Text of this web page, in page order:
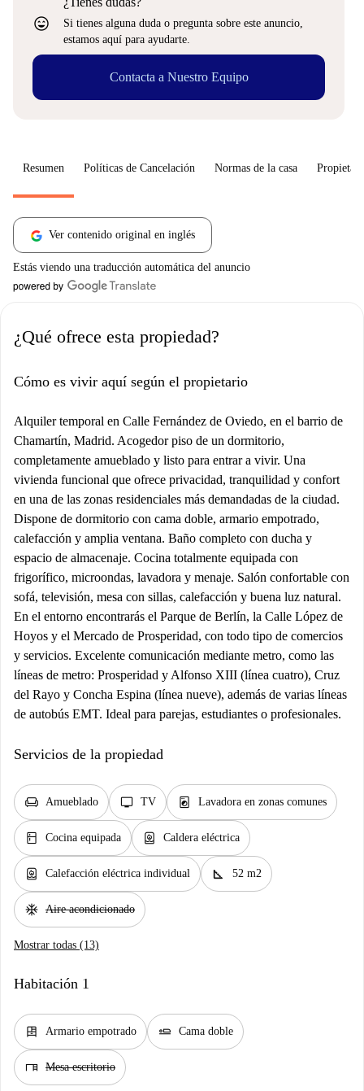
sentiment_very_satisfied
Si tienes alguna duda o pregunta sobre este anuncio,
estamos aquí para ayudarte.
Contacta a Nuestro Equipo
Resumen Políticas de Cancelación Normas de la casa
Ver contenido original en inglés
Estás viendo una traducción automática del anuncio
¿Qué ofrece esta propiedad?
Cómo es vivir aquí según el propietario
Alquiler temporal en Calle Fernández de Oviedo, en el barrio de
Chamartín, Madrid. Acogedor piso de un dormitorio,
completamente amueblado y listo para entrar a vivir. Una
vivienda funcional que ofrece privacidad, tranquilidad y confort
en una de las zonas residenciales más demandadas de la ciudad.
Dispone de dormitorio con cama doble, armario empotrado,
calefacción y amplia ventana. Baño completo con ducha y
espacio de almacenaje. Cocina totalmente equipada con
frigorífico, microondas, lavadora y menaje. Salón confortable con
sofá, televisión, mesa con sillas, calefacción y buena luz natural.
En el entorno encontrarás el Parque de Berlín, la Calle López de
Hoyos y el Mercado de Prosperidad, con todo tipo de comercios
y servicios. Excelente comunicación mediante metro, como las
líneas de metro: Prosperidad y Alfonso XIII (línea cuatro), Cruz
del Rayo y Concha Espina (línea nueve), además de varias líneas
de autobús EMT. Ideal para parejas, estudiantes o profesionales.
Servicios de la propiedad
chair Amueblado tv TV local_laundry_service Lavadora en zonas comunes
kitchen Cocina equipada water_heater Caldera eléctrica
water_heater Calefacción eléctrica individual square_foot 52 m2
ac_unit Aire acondicionado
Mostrar todas (13)
Habitación 1
dresser Armario empotrado airline_seat_flat Cama doble
desk Mesa escritorio